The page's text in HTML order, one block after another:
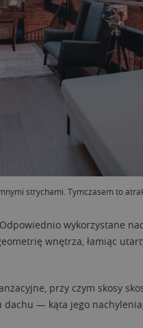
strychami. Tymczasem to
wykorzystane
wnętrza, łamiąc
przy czym skosy
— kąta jego